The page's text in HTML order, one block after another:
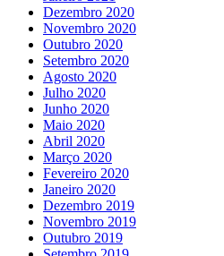
Dezembro 2020
Novembro 2020
Outubro 2020
Setembro 2020
Agosto 2020
Julho 2020
Junho 2020
Maio 2020
Abril 2020
Março 2020
Fevereiro 2020
Janeiro 2020
Dezembro 2019
Novembro 2019
Outubro 2019